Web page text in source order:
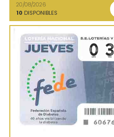
20/08/2026
10 DISPONIBLES